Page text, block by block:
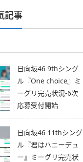
記事
日向坂46 9thシング
ル『One choice』ミ
ーグリ完売状況-6次
応募受付開始
日向坂46 11thシング
ル『君はハニーデュ
ー』ミーグリ完売状